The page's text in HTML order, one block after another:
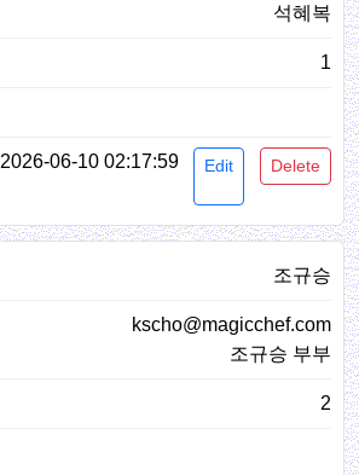
석혜복
1
2026-06-10 02:17:59 Edit Delete
조규승
kscho@magicchef.com
조규승 부부
2